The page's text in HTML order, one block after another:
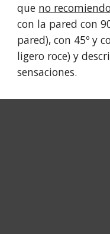
que no recomiendo
con la pared con
pared), con 45º y
ligero roce) y
sensaciones.